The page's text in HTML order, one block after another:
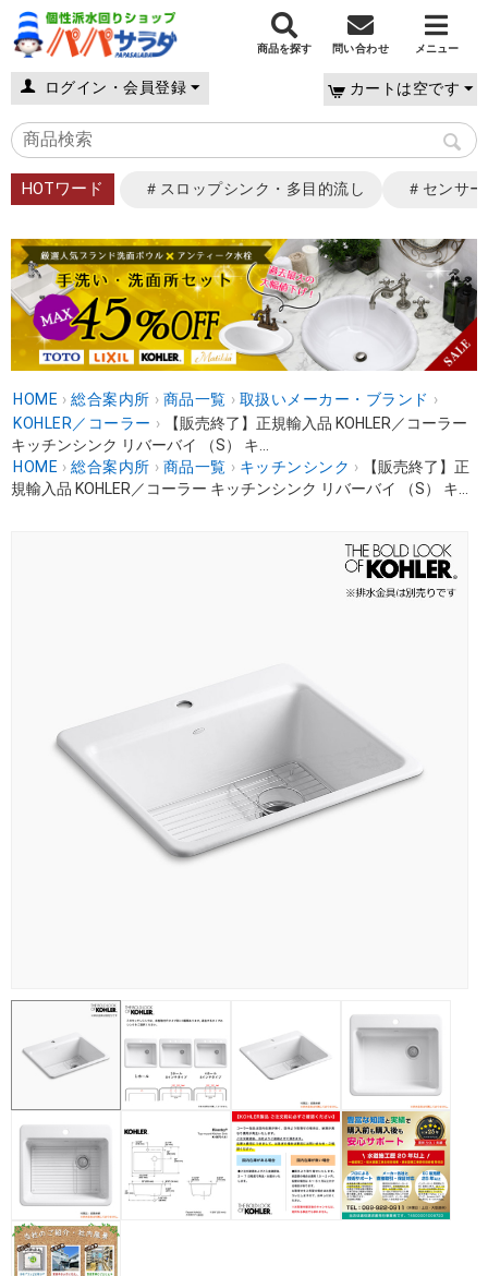
商品を探す 問い合わせ メニュー
ログイン・会員登録 カートは空です
HOTワード ＃スロップシンク・多目的流し ＃センサ
HOME › 総合案内所 › 商品一覧 › 取扱いメーカー・ブランド ›
KOHLER／コーラー ›
【販売終了】正規輸入品 KOHLER／コーラー
キッチンシンク リバーバイ （S） キ...
HOME › 総合案内所 › 商品一覧 › キッチンシンク ›
【販売終了】正
規輸入品 KOHLER／コーラー キッチンシンク リバーバイ （S） キ...